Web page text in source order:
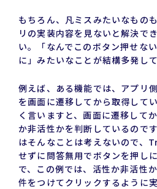
もちろん、凡ミスみたいなもの
リの実装内容を見ないと解決で
い。「なんでこのボタン押せな
に」みたいなことが結構多発して
例えば、ある機能では、アプリ
を画面に遷移してから取得して
く言いますと、画面に遷移して
か非活性かを判断しているの
はそんなことは考えないので、
せずに問答無用でボタンを押し
で、この例では、活性か非活性
件をつけてクリックするように